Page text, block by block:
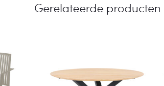
Gerelateerde producten